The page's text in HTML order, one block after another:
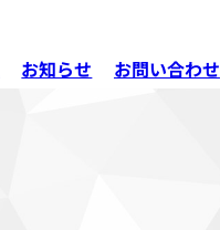
お知らせ お問い合わせ